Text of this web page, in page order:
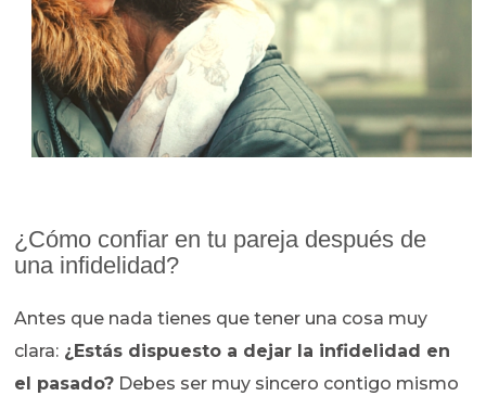
¿Cómo confiar en tu pareja después de
una infidelidad?
Antes que nada tienes que tener una cosa muy
clara: ¿Estás dispuesto a dejar la infidelidad en
el pasado? Debes ser muy sincero contigo mismo